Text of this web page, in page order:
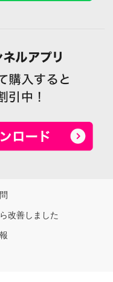
改善しました